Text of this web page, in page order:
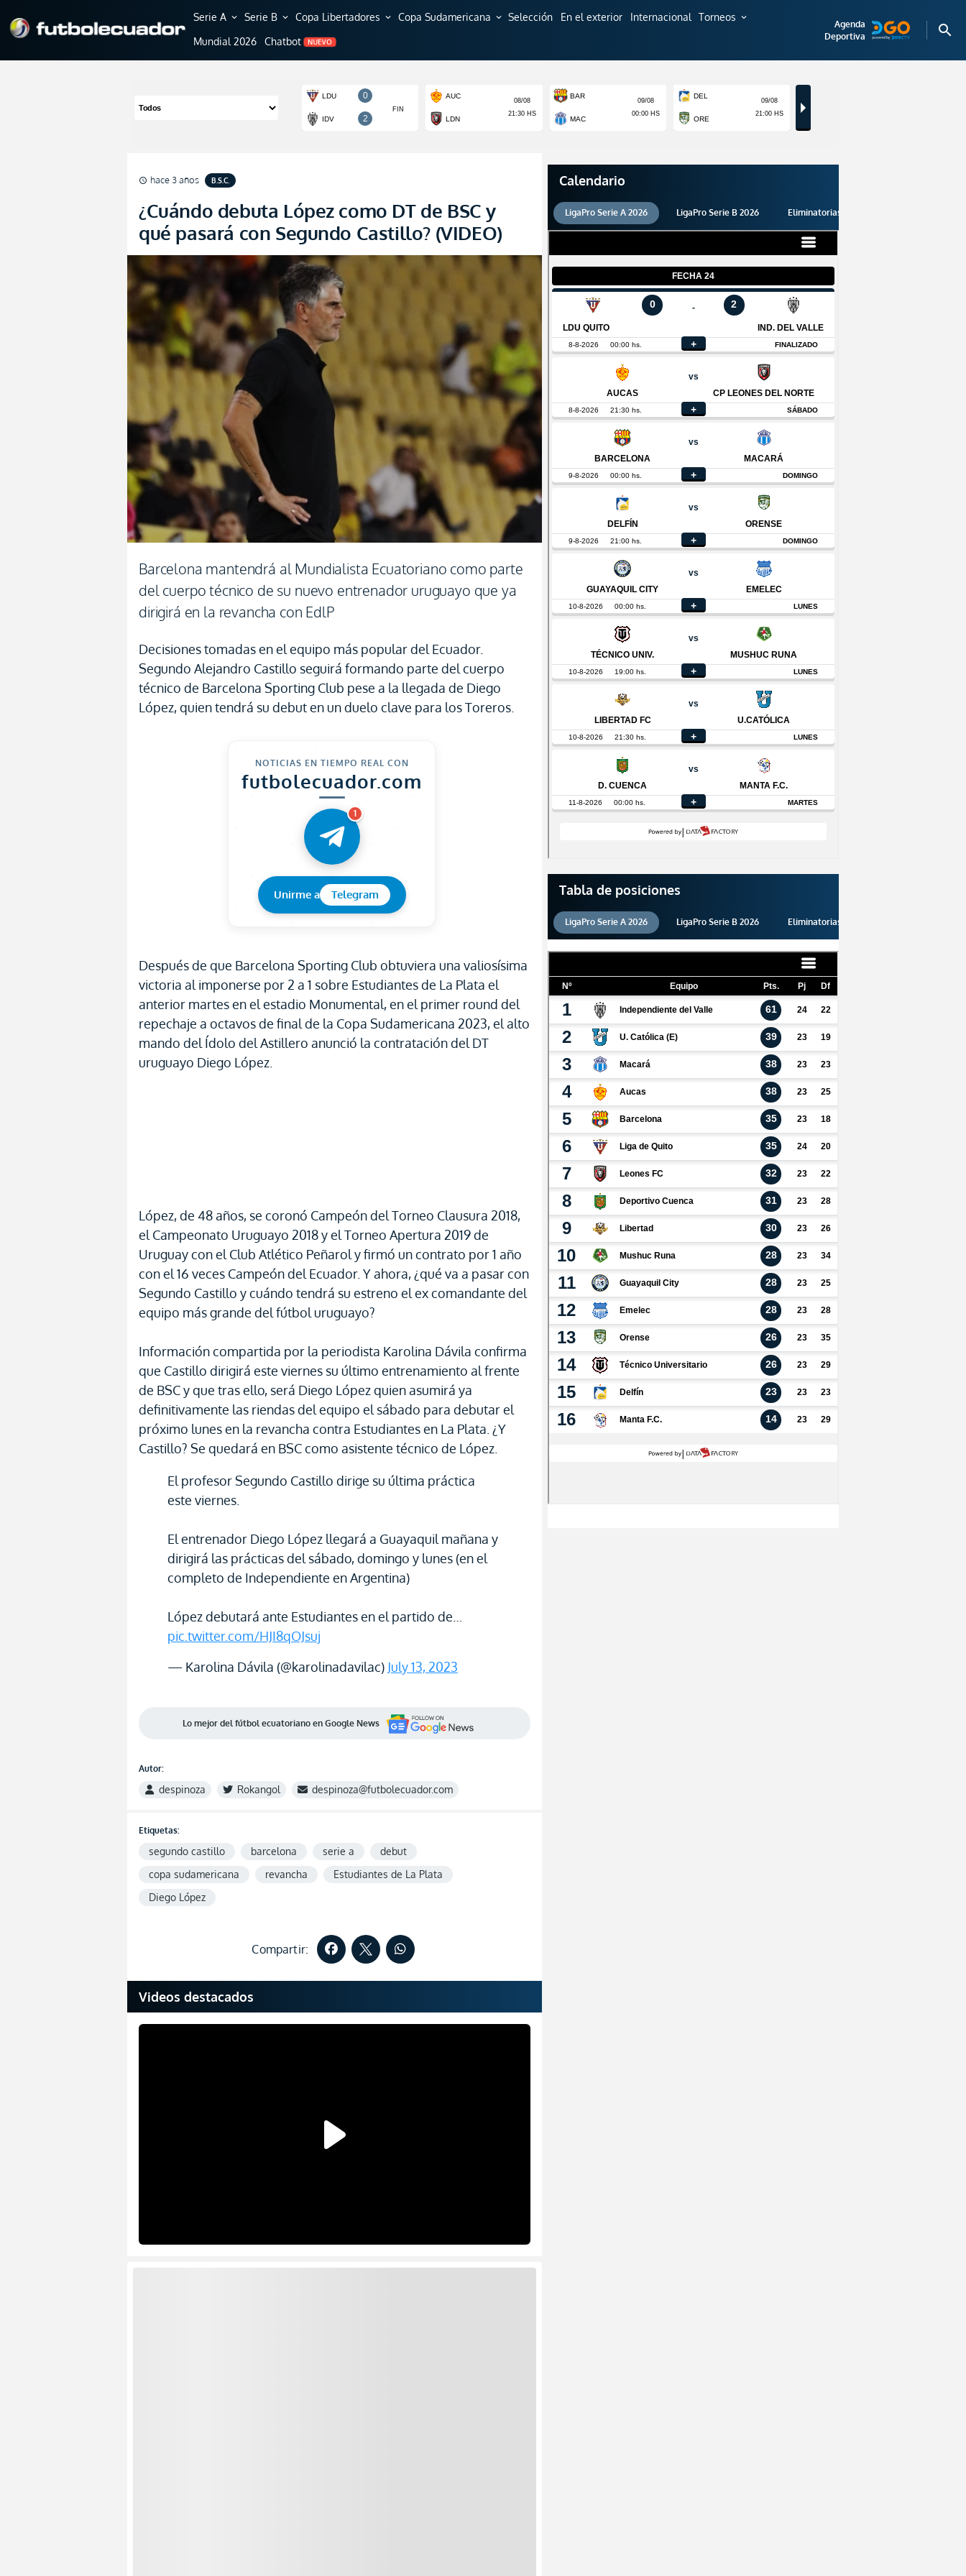
Serie A expand_more Serie B expand_more Copa Libertadores expand_more Copa Sudamericana expand_more Selección En el exterior Internacional Torneos expand_more
Mundial 2026 Chatbot NUEVO
Agenda
Deportiva
search
schedule hace 3 años B.S.C.
¿Cuándo debuta López como DT de BSC y
qué pasará con Segundo Castillo? (VIDEO)
Barcelona mantendrá al Mundialista Ecuatoriano como parte
del cuerpo técnico de su nuevo entrenador uruguayo que ya
dirigirá en la revancha con EdlP
Decisiones tomadas en el equipo más popular del Ecuador.
Segundo Alejandro Castillo seguirá formando parte del cuerpo
técnico de Barcelona Sporting Club pese a la llegada de Diego
López, quien tendrá su debut en un duelo clave para los Toreros.
NOTICIAS EN TIEMPO REAL CON
futbolecuador.com
1
Unirme a Telegram
Después de que Barcelona Sporting Club obtuviera una valiosísima
victoria al imponerse por 2 a 1 sobre Estudiantes de La Plata el
anterior martes en el estadio Monumental, en el primer round del
repechaje a octavos de final de la Copa Sudamericana 2023, el alto
mando del Ídolo del Astillero anunció la contratación del DT
uruguayo Diego López.
López, de 48 años, se coronó Campeón del Torneo Clausura 2018,
el Campeonato Uruguayo 2018 y el Torneo Apertura 2019 de
Uruguay con el Club Atlético Peñarol y firmó un contrato por 1 año
con el 16 veces Campeón del Ecuador. Y ahora, ¿qué va a pasar con
Segundo Castillo y cuándo tendrá su estreno el ex comandante del
equipo más grande del fútbol uruguayo?
Información compartida por la periodista Karolina Dávila confirma
que Castillo dirigirá este viernes su último entrenamiento al frente
de BSC y que tras ello, será Diego López quien asumirá ya
definitivamente las riendas del equipo el sábado para debutar el
próximo lunes en la revancha contra Estudiantes en La Plata. ¿Y
Castillo? Se quedará en BSC como asistente técnico de López.
El profesor Segundo Castillo dirige su última práctica
este viernes.
El entrenador Diego López llegará a Guayaquil mañana y
dirigirá las prácticas del sábado, domingo y lunes (en el
completo de Independiente en Argentina)
López debutará ante Estudiantes en el partido de…
pic.twitter.com/HJI8qOJsuj
— Karolina Dávila (@karolinadavilac) July 13, 2023
Lo mejor del fútbol ecuatoriano en Google News
Autor:
despinoza Rokangol despinoza@futbolecuador.com
Etiquetas:
segundo castillo barcelona serie a
debut
copa sudamericana
revancha
Estudiantes de La Plata
Diego López
Compartir:
Videos destacados
Calendario
LigaPro Serie A 2026 LigaPro Serie B 2026 Eliminatorias 2026
Tabla de posiciones
LigaPro Serie A 2026 LigaPro Serie B 2026 Eliminatorias 2026